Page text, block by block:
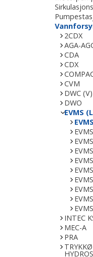
2CDX
AGA-
CDA
CDX
CVM
DWC (V)
DWO
EVMS
INTEC
MEC-A
PRA